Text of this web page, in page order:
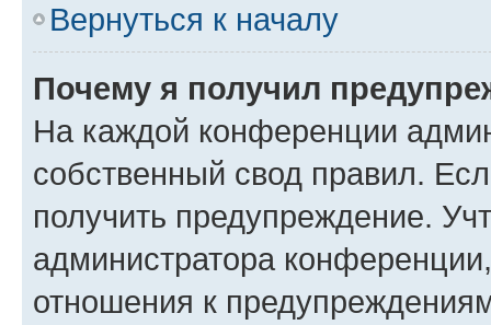
Вернуться к началу
Почему я получил
На каждой конференции
собственный свод правил.
получить предупреждение.
администратора
отношения к